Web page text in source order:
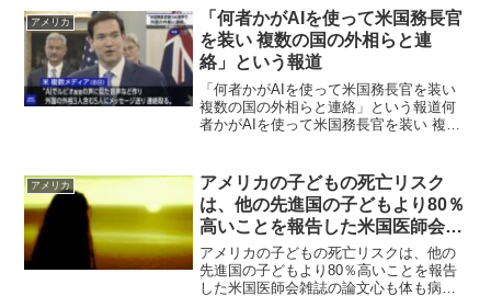
項目宣言。世界を支配し奴隷化する国連
アジェ...
アメリカ
「何者かがAIを使って米国務長官
を装い 複数の国の外相らと連
絡」という報道
「何者かがAIを使って米国務長官を装い
複数の国の外相らと連絡」という報道何
者かがAIを使って米国務長官を装い 複数
装った音声を作り、複数の国の外相らと
連絡を取ってい...
アメリカ
アメリカの子どもの死亡リスク
は、他の先進国の子どもより80％
高いことを報告した米国医師会雑
誌の論文
アメリカの子どもの死亡リスクは、他の
先進国の子どもより80％高いことを報告
した米国医師会雑誌の論文心も体も病ん